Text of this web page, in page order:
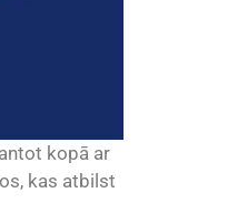
kopā ar
kas atbilst